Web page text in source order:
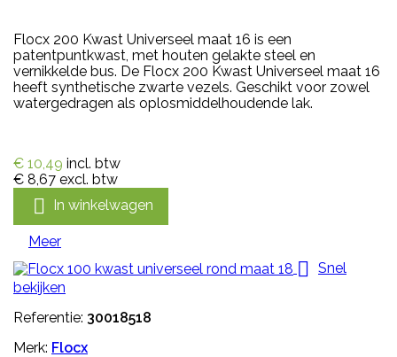
Flocx 200 Kwast Universeel maat 16 is een
patentpuntkwast, met houten gelakte steel en
vernikkelde bus. De Flocx 200 Kwast Universeel maat 16
heeft synthetische zwarte vezels. Geschikt voor zowel
watergedragen als oplosmiddelhoudende lak.
€ 10,49 incl. btw
€ 8,67 excl. btw
 In winkelwagen
Meer
 Snel
bekijken
Referentie: 30018518
Merk: Flocx